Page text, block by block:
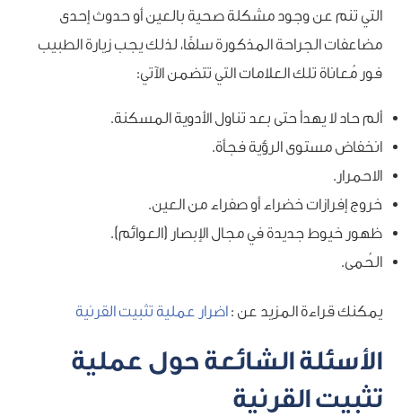
التي تنم عن وجود مشكلة صحية بالعين أو حدوث إحدى
مضاعفات الجراحة المذكورة سلفًا، لذلك يجب زيارة الطبيب
فور مُعاناة تلك العلامات التي تتضمن الآتي:
ألم حاد لا يهدأ حتى بعد تناول الأدوية المسكنة.
انخفاض مستوى الرؤية فجأة.
الاحمرار.
خروج إفرازات خضراء أو صفراء من العين.
ظهور خيوط جديدة في مجال الإبصار (العوائم).
الحُمى.
يمكنك قراءة المزيد عن :اضرار عملية تثبيت القرنية
الأسئلة الشائعة حول عملية
تثبيت القرنية